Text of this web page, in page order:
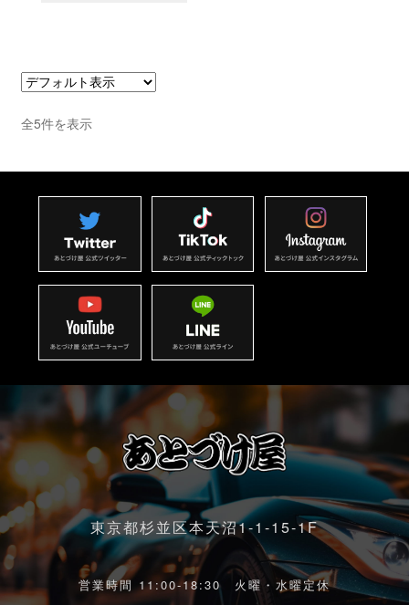
全5件を表示
東京都杉並区本天沼1-1-15-1F
営業時間 11:00-18:30 火曜・水曜定休